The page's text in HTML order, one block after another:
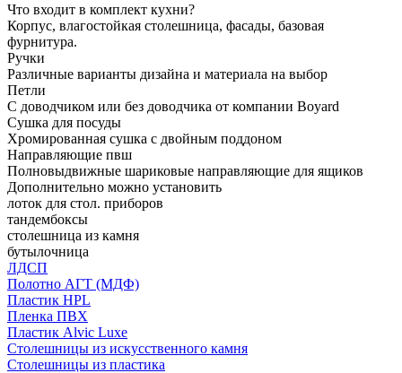
Что входит в комплект кухни?
Корпус, влагостойкая столешница, фасады, базовая
фурнитура.
Ручки
Различные варианты дизайна и материала на выбор
Петли
С доводчиком или без доводчика от компании Boyard
Сушка для посуды
Хромированная сушка с двойным поддоном
Направляющие пвш
Полновыдвижные шариковые направляющие для ящиков
Дополнительно можно установить
лоток для стол. приборов
тандембоксы
столешница из камня
бутылочница
ЛДСП
Полотно АГТ (МДФ)
Пластик HPL
Пленка ПВХ
Пластик Alvic Luxe
Столешницы из искусственного камня
Столешницы из пластика